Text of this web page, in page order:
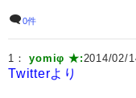
0件
1：yomiφ ★:2014/02/
Twitterより